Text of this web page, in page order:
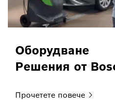
Оборудване
Решения от
Прочетете повече